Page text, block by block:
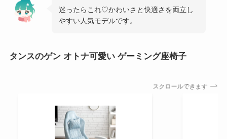
迷ったらこれ♡かわいさと快適さを両立し
やすい人気モデルです。
タンスのゲン オトナ可愛い ゲーミング座椅子
スクロールできます